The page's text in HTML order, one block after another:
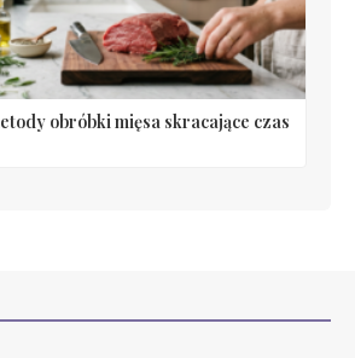
obróbki mięsa skracające czas